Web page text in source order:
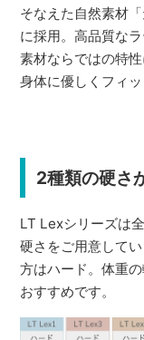
そなえた自然素材
に採用。高品質な
素材ならではの特
身体に優しくフィ
2種類の硬さ
LT Lexシリーズは
硬さをご用意して
方はハード。体重
おすすめです。